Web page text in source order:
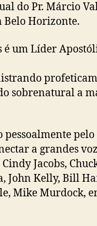
do Pr. Márcio
Belo Horizonte.
é um Líder
sobrenatural a
pelo
a grandes
Jacobs,
John Kelly, Bill
Mike Murdock,